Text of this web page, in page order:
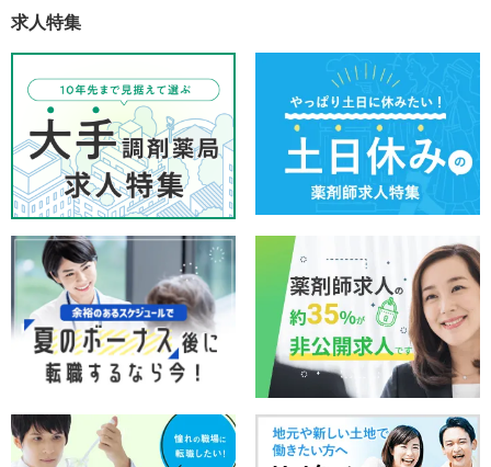
求人特集